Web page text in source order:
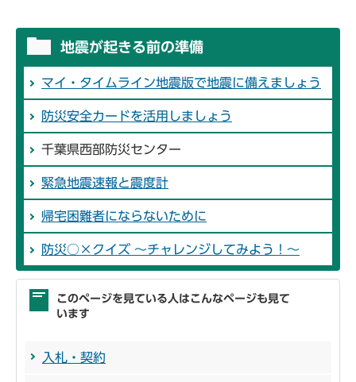
地震が起きる前の準備
マイ・タイムライン地震版で地震に備えましょう
防災安全カードを活用しましょう
千葉県西部防災センター
緊急地震速報と震度計
帰宅困難者にならないために
防災○×クイズ ～チャレンジしてみよう！～
このページを見ている人はこんなページも見て
います
入札・契約